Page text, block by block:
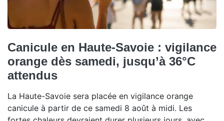
Canicule en Haute-Savoie : vigilance
orange dès samedi, jusqu’à 36°C
attendus
La Haute-Savoie sera placée en vigilance orange
canicule à partir de ce samedi 8 août à midi. Les